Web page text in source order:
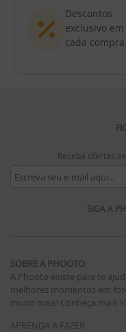
Descontos
exclusivo em
cada compra
Receba ofertas
SIGA A
SOBRE A PHOOTO
A Phooto existe para te
melhores momentos em
muito mais! Conheça mais
APRENDA A FAZER